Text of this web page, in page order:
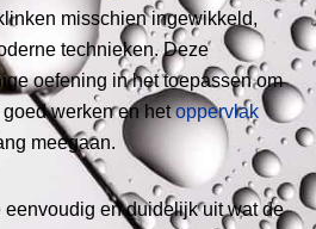
misschien ingewikkeld,
technieken. Deze
oefening in het toepassen om
goed werken en hetoppervlak
meegaan.
eenvoudig en duidelijk uit wat de